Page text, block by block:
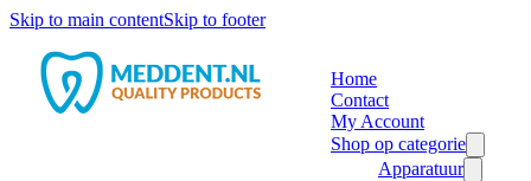
Skip to main contentSkip to footer
Home
Contact
My Account
Shop op categorie
Apparatuur